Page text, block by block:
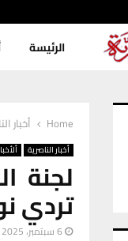
الرئيسة
Home أخبار
أخبار الناصرية
لجنة
تردي
6 سبتمبر، 2025